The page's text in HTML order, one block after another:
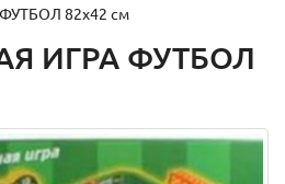
82х42 см
ИГРА ФУТБОЛ